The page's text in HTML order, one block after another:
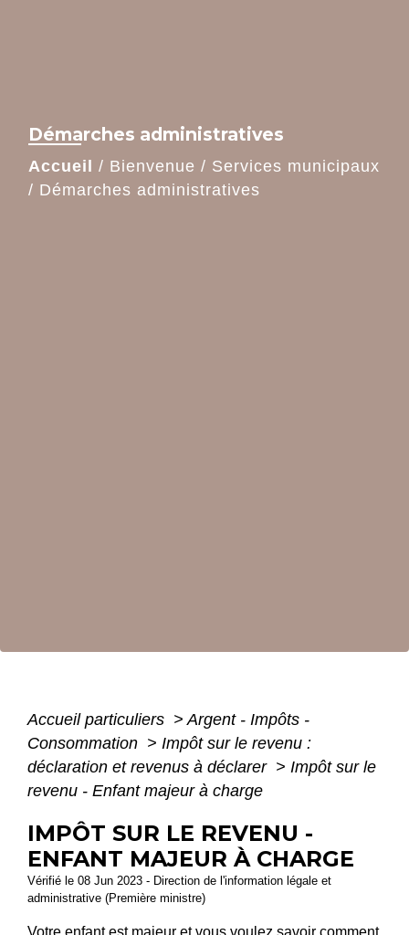
Démarches administratives
Accueil / Bienvenue / Services municipaux
/ Démarches administratives
Accueil particuliers > Argent - Impôts -
Consommation > Impôt sur le revenu :
déclaration et revenus à déclarer > Impôt sur le
revenu - Enfant majeur à charge
IMPÔT SUR LE REVENU -
ENFANT MAJEUR À CHARGE
Vérifié le 08 Jun 2023 - Direction de l'information légale et
administrative (Première ministre)